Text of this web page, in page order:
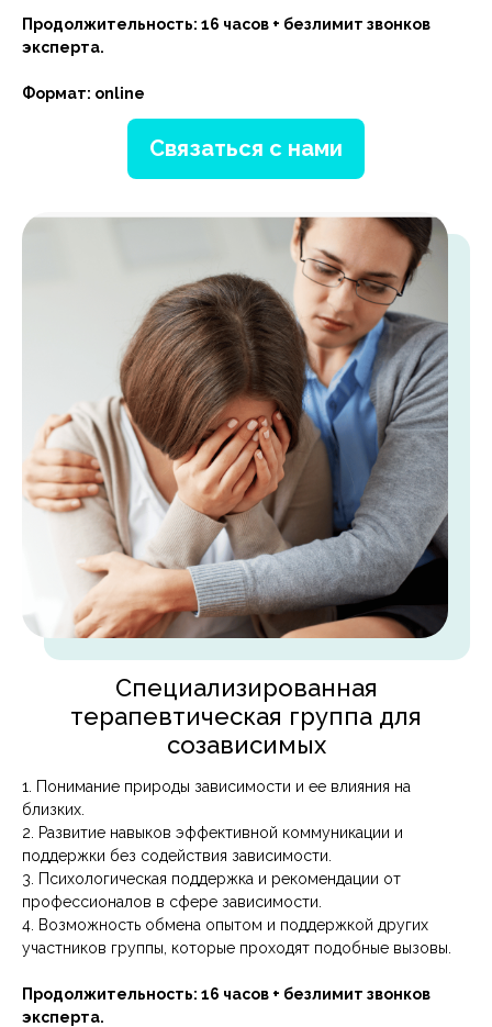
Продолжительность: 16 часов + безлимит звонков
эксперта.
Формат: online
Связаться с нами
Специализированная
терапевтическая группа для
созависимых
1. Понимание природы зависимости и ее влияния на
близких.
2. Развитие навыков эффективной коммуникации и
поддержки без содействия зависимости.
3. Психологическая поддержка и рекомендации от
профессионалов в сфере зависимости.
4. Возможность обмена опытом и поддержкой других
участников группы, которые проходят подобные вызовы.
Продолжительность: 16 часов + безлимит звонков
эксперта.